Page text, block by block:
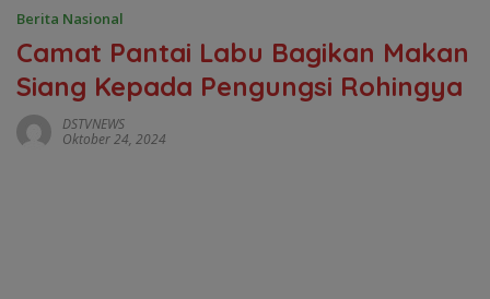
Berita Nasional
Camat Pantai Labu Bagikan Makan
Siang Kepada Pengungsi Rohingya
DSTVNEWS
Oktober 24, 2024